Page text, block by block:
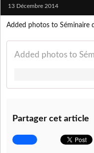
13 Décembre 2014
Added photos to Séminaire
Partager cet article